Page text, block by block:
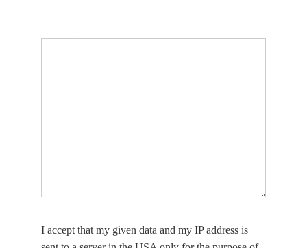
I accept that my given data and my IP address is